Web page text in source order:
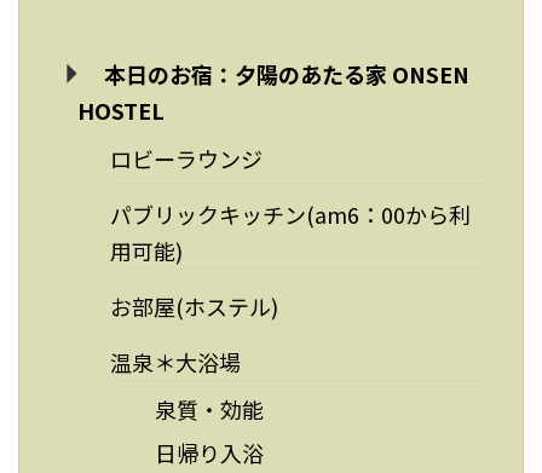
本日のお宿：夕陽のあたる家 ONSEN
HOSTEL
ロビーラウンジ
パブリックキッチン(am6：00から利
用可能)
お部屋(ホステル)
温泉＊大浴場
泉質・効能
日帰り入浴